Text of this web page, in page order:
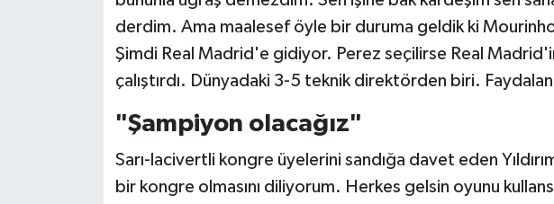
derdim. Ama maalesef öyle bir duruma geldik ki
Şimdi Real Madrid'e gidiyor. Perez seçilirse Real
çalıştırdı. Dünyadaki 3-5 teknik direktörden biri.
"Şampiyon olacağız"
Sarı-lacivertli kongre üyelerini sandığa davet eden
bir kongre olmasını diliyorum. Herkes gelsin oyunu